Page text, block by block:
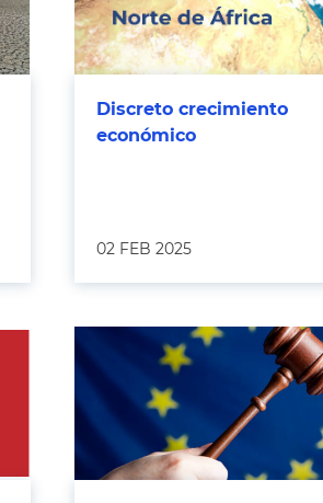
Discreto crecimiento
económico
02 FEB 2025